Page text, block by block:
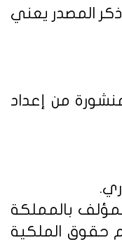
المصدر يعني
من إعداد
بالمملكة
حقوق الملكية